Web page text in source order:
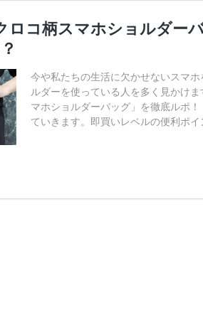
ロコ柄スマホショルダ
今や私たちの生活に欠かせないスマ
ルダーを使っている人を多く見かけ
マホショルダーバッグ」を徹底ルポ
ていきます。即買いレベルの便利ポ